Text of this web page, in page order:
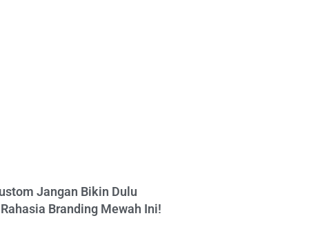
Jangan Bikin Dulu
Branding Mewah Ini!